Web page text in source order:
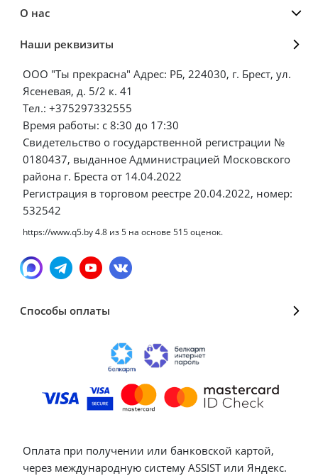
О нас
Наши реквизиты
ООО "Ты прекрасна" Адрес: РБ, 224030, г. Брест, ул.
Ясеневая, д. 5/2 к. 41
Тел.: +375297332555
Время работы: с 8:30 до 17:30
Свидетельство о государственной регистрации №
0180437, выданное Администрацией Московского
района г. Бреста от 14.04.2022
Регистрация в торговом реестре 20.04.2022, номер:
532542
https://www.q5.by4.8 из5 на основе 515оценок.
Способы оплаты
Оплата при получении или банковской картой,
через международную систему ASSIST или Яндекс.